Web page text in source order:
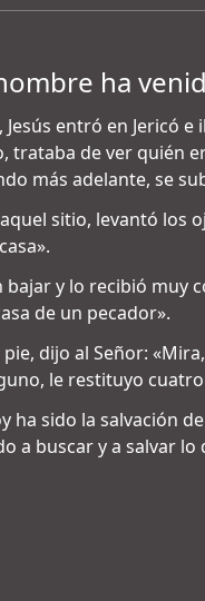
ha
Jesús entró en Jericó
trataba de ver quién
más adelante, se
aquel sitio, levantó los
bajar y lo recibió muy
de un pecador».
dijo al Señor:
le restituyo cuatro
ha sido la salvación
a buscar y a salvar lo